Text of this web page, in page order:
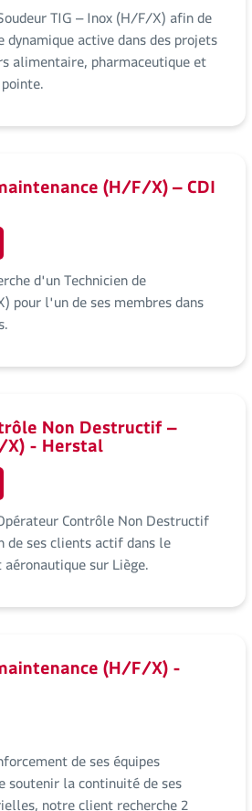
TIG – Inox (H/F/X) afin de
active dans des projets
alimentaire, pharmaceutique et
(H/F/X) – CDI
d'un Technicien de
pour l'un de ses membres dans
Non Destructif –
X) - Herstal
Contrôle Non Destructif
de ses clients actif dans le
sur Liège.
(H/F/X) -
de ses équipes
soutenir la continuité de ses